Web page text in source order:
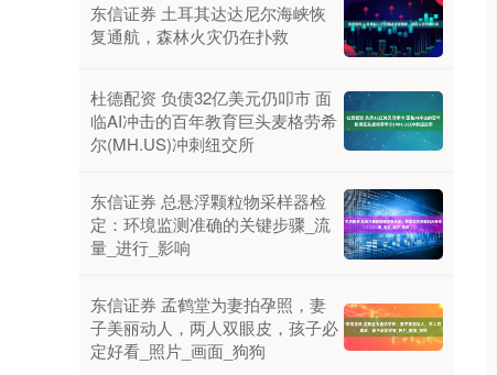
东信证券 土耳其达达尼尔海峡恢
复通航，森林火灾仍在扑救
杜德配资 负债32亿美元仍叩市 面
临AI冲击的百年教育巨头麦格劳希
尔(MH.US)冲刺纽交所
东信证券 总悬浮颗粒物采样器检
定：环境监测准确的关键步骤_流
量_进行_影响
东信证券 孟鹤堂为妻拍孕照，妻
子美丽动人，两人双眼皮，孩子必
定好看_照片_画面_狗狗